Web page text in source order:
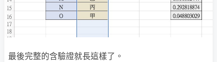
最後完整的含驗證就長這樣了。